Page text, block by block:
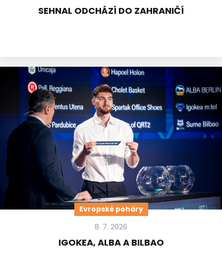
SEHNAL ODCHÁZÍ DO ZAHRANIČÍ
Evropské poháry
8. 7. 2026
IGOKEA, ALBA A BILBAO